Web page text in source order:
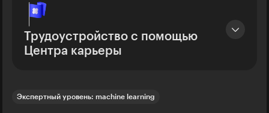
Трудоустройство с помощью
Центра карьеры
Экспертный уровень: machine learning